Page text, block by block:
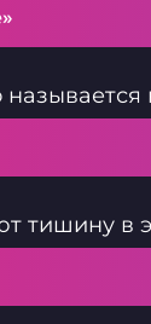
тишину в